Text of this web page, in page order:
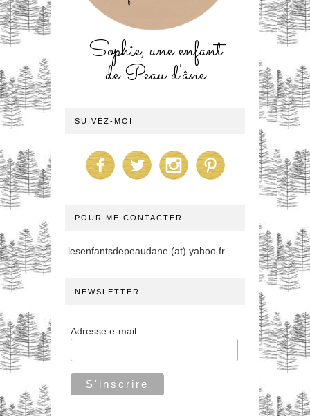
Sophie, une enfant
de Peau d'âne
SUIVEZ-MOI
POUR ME CONTACTER
lesenfantsdepeaudane (at) yahoo.fr
NEWSLETTER
Adresse e-mail